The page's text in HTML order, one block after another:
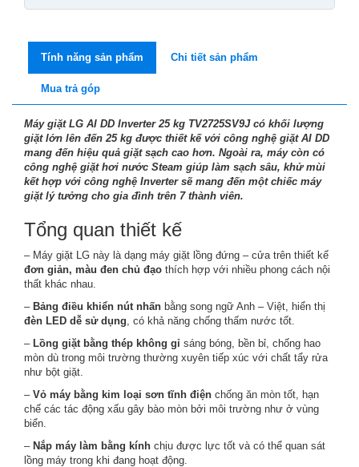
Tính năng sản phẩm Chi tiết sản phẩm
Mua trả góp
Máy giặt LG AI DD Inverter 25 kg TV2725SV9J có khối lượng
giặt lớn lên đến 25 kg được thiết kế với công nghệ giặt AI DD
mang đến hiệu quả giặt sạch cao hơn. Ngoài ra, máy còn có
công nghệ giặt hơi nước Steam giúp làm sạch sâu, khử mùi
kết hợp với công nghệ Inverter sẽ mang đến một chiếc máy
giặt lý tưởng cho gia đình trên 7 thành viên.
Tổng quan thiết kế
– Máy giặt LG này là dạng máy giặt lồng đứng – cửa trên thiết kế
đơn giản, màu đen chủ đạo thích hợp với nhiều phong cách nội
thất khác nhau.
– Bảng điều khiển nút nhấn bằng song ngữ Anh – Việt, hiển thị
đèn LED dễ sử dụng, có khả năng chống thấm nước tốt.
– Lồng giặt bằng thép không gỉ sáng bóng, bền bỉ, chống hao
mòn dù trong môi trường thường xuyên tiếp xúc với chất tẩy rửa
như bột giặt.
– Vỏ máy bằng kim loại sơn tĩnh điện chống ăn mòn tốt, hạn
chế các tác động xấu gây bào mòn bởi môi trường như ở vùng
biển.
– Nắp máy làm bằng kính chịu được lực tốt và có thể quan sát
lồng máy trong khi đang hoạt động.